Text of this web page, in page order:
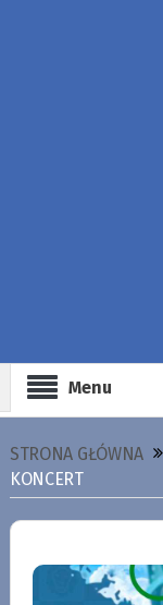
Menu
STRONA GŁÓWNA
KONCERT